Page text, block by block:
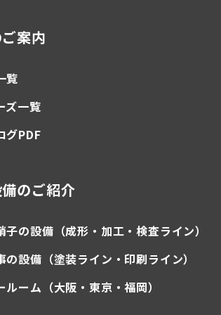
案内
覧
ズ一覧
グPDF
のご紹介
子の設備（成形・加工・検査ライン）
の設備（塗装ライン・印刷ライン）
ルーム（大阪・東京・福岡）